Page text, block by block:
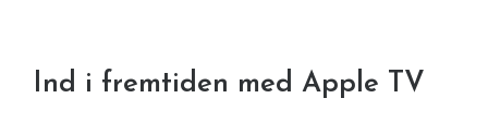
Ind i fremtiden med Apple TV